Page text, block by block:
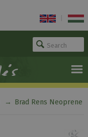
Brad Rens Neoprene